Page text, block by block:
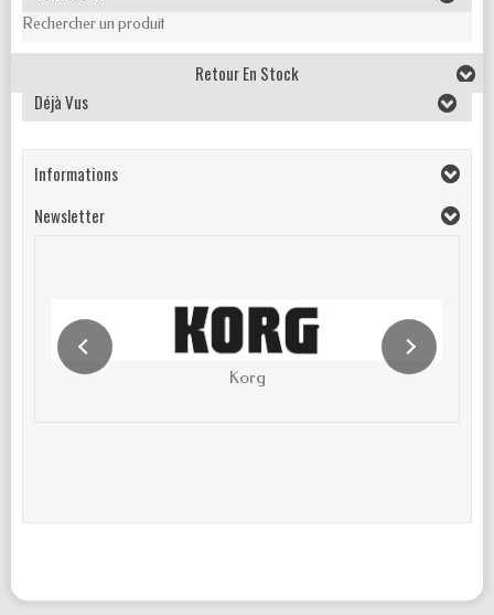
Rechercher un produit
Retour En Stock
Déjà Vus
Informations
Newsletter
Korg